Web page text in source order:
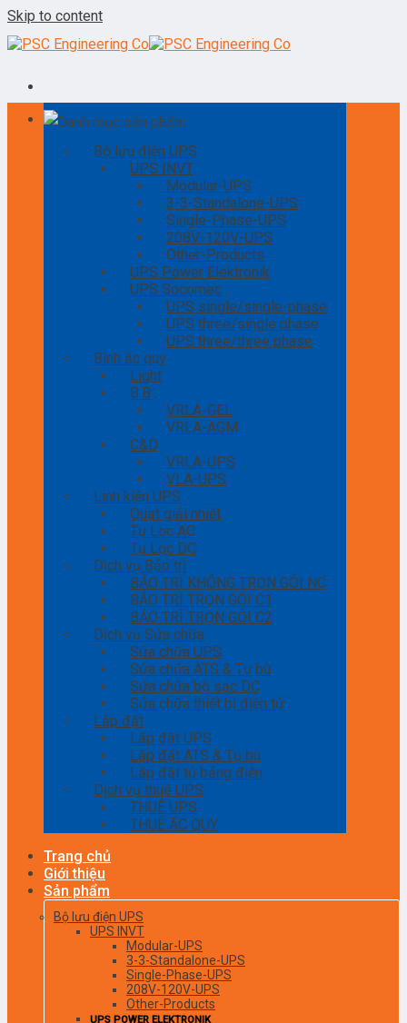
Skip to content
Danh mục sản phẩm
Bộ lưu điện UPS
UPS INVT
Modular-UPS
3-3-Standalone-UPS
Single-Phase-UPS
208V-120V-UPS
Other-Products
UPS Power Elektronik
UPS Socomec
UPS single/single-phase
UPS three/single phase
UPS three/three phase
Bình ắc quy
Light
B.B
VRLA-GEL
VRLA-AGM
C&D
VRLA-UPS
VLA-UPS
Linh kiện UPS
Quạt giải nhiệt
Tụ Lọc AC
Tụ Lọc DC
Dịch vụ Bảo trì
BẢO TRÌ KHÔNG TRỌN GÓI NC
BẢO TRÌ TRỌN GÓI C1
BẢO TRÌ TRỌN GÓI C2
Dịch vụ Sửa chữa
Sửa chữa UPS
Sửa chữa ATS & Tụ bù
Sửa chữa bộ sạc DC
Sửa chữa thiết bị điện tử
Lắp đặt
Lắp đặt UPS
Lắp đặt ATS & Tụ bù
Lắp đặt tủ bảng điện
Dịch vụ thuê UPS
THUÊ UPS
THUÊ ẮC QUY
Trang chủ
Giới thiệu
Sản phẩm
Bộ lưu điện UPS
UPS INVT
Modular-UPS
3-3-Standalone-UPS
Single-Phase-UPS
208V-120V-UPS
Other-Products
UPS POWER ELEKTRONIK